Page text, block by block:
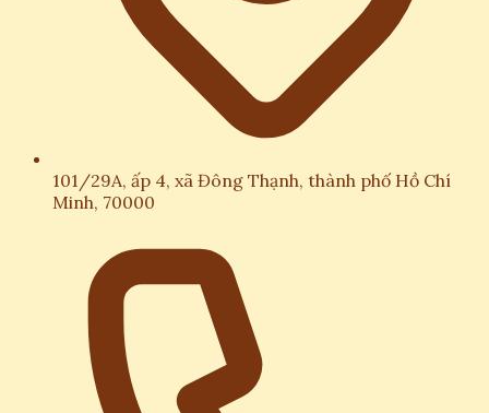
101/29A, ấp 4, xã Đông Thạnh, thành phố Hồ Chí
Minh, 70000